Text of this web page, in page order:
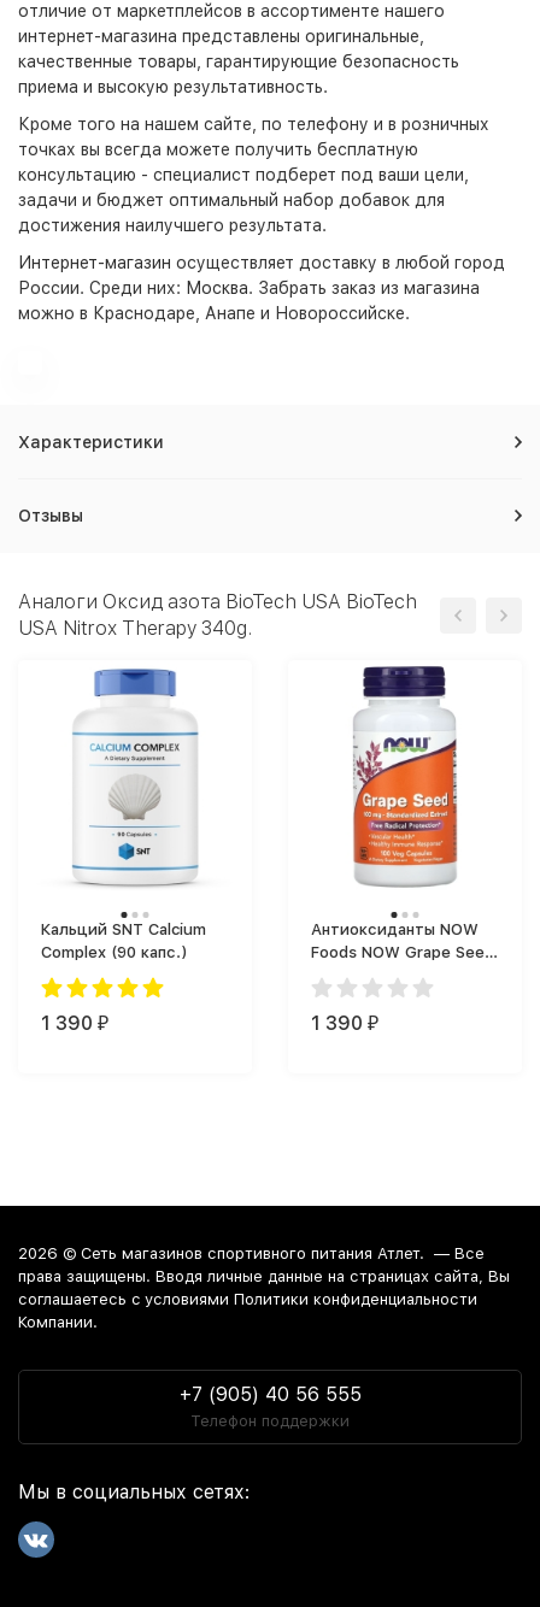
отличие от маркетплейсов в ассортименте нашего
интернет-магазина представлены оригинальные,
качественные товары, гарантирующие безопасность
приема и высокую результативность.
Кроме того на нашем сайте, по телефону и в розничных
точках вы всегда можете получить бесплатную
консультацию - специалист подберет под ваши цели,
задачи и бюджет оптимальный набор добавок для
достижения наилучшего результата.
Интернет-магазин осуществляет доставку в любой город
России. Среди них: Москва. Забрать заказ из магазина
можно в Краснодаре, Анапе и Новороссийске.
Характеристики
Отзывы
Аналоги Оксид азота BioTech USA BioTech
USA Nitrox Therapy 340g.
Кальций SNT Calcium
Complex (90 капс.)
1 390 ₽
Антиоксиданты NOW
Foods NOW Grape Seed
100 mg 100 vcaps (100
капс.)
1 390 ₽
2026 © Сеть магазинов спортивного питания Атлет. — Все
права защищены. Вводя личные данные на страницах сайта, Вы
соглашаетесь c условиями Политики конфиденциальности
Компании.
+7 (905) 40 56 555
Телефон поддержки
Мы в социальных сетях: